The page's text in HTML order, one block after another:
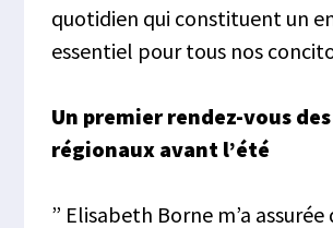
quotidien qui constituent un
essentiel pour tous nos
Un premier rendez-vous
régionaux avant l’été
” Elisabeth Borne m’a assurée